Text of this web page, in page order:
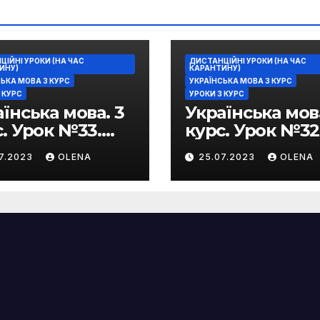
УРОКИ (НА ЧАС
МОВА 3 КУРС
КУРС
мова. 3
Урок №33.
OLENA
ДИСТАНЦІЙНІ УРОКИ (НА ЧАС
КАРАНТИНУ)
УКРАЇНСЬКА МОВА 3 КУРС
УРОКИ 3 КУРС
Українська
курс. Урок
Стилістичне
забарвлення
25.07.2023 OLENA